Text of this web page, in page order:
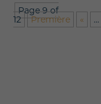
Page 9 of
12
Première « ...